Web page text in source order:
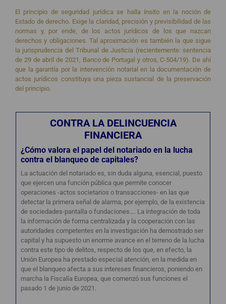
El principio de seguridad jurídica se halla ínsito en la noción de
Estado de derecho. Exige la claridad, precisión y previsibilidad de las
normas y, por ende, de los actos jurídicos de los que nazcan
derechos y obligaciones. Tal aproximación es también la que sigue
la jurisprudencia del Tribunal de Justicia (recientemente: sentencia
de 29 de abril de 2021, Banco de Portugal y otros, C-504/19). De ahí
que la garantía por la intervención notarial en la documentación de
actos jurídicos constituya una pieza sustancial de la preservación
del principio.
CONTRA LA DELINCUENCIA
FINANCIERA
¿Cómo valora el papel del notariado en la lucha
contra el blanqueo de capitales?
La actuación del notariado es, sin duda alguna, esencial, puesto
que ejercen una función pública que permite conocer
operaciones -actos societarios o transacciones- en las que
detectar la primera señal de alarma, por ejemplo, de la existencia
de sociedades-pantalla o fundaciones…. La integración de toda
la información de forma centralizada y la cooperación con las
autoridades competentes en la investigación ha demostrado ser
capital y ha supuesto un enorme avance en el terreno de la lucha
contra este tipo de delitos, respecto de los que, en efecto, la
Unión Europea ha prestado especial atención, en la medida en
que el blanqueo afecta a sus intereses financieros, poniendo en
marcha la Fiscalía Europea, que comenzó sus funciones el
pasado 1 de junio de 2021.